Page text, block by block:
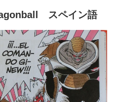
スペイン語